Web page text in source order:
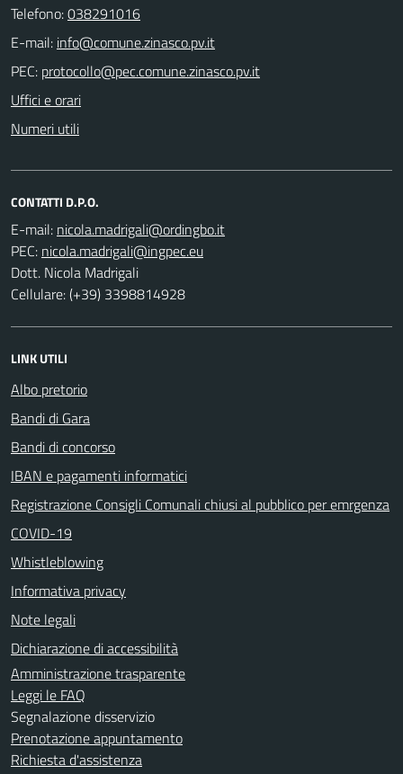
Telefono:038291016
E-mail:
PEC:
Uffici e orari
Numeri utili
CONTATTI D.P.O.
E-mail:
PEC:
Dott. Nicola Madrigali
Cellulare: (+39) 3398814928
LINK UTILI
Albo pretorio
Bandi di Gara
Bandi di concorso
IBAN e pagamenti informatici
Registrazione Consigli Comunali chiusi al pubblico per emrgenza
COVID-19
Whistleblowing
Informativa privacy
Note legali
Dichiarazione di accessibilità
Amministrazione trasparente
Leggi le FAQ
Segnalazione disservizio
Prenotazione appuntamento
Richiesta d'assistenza